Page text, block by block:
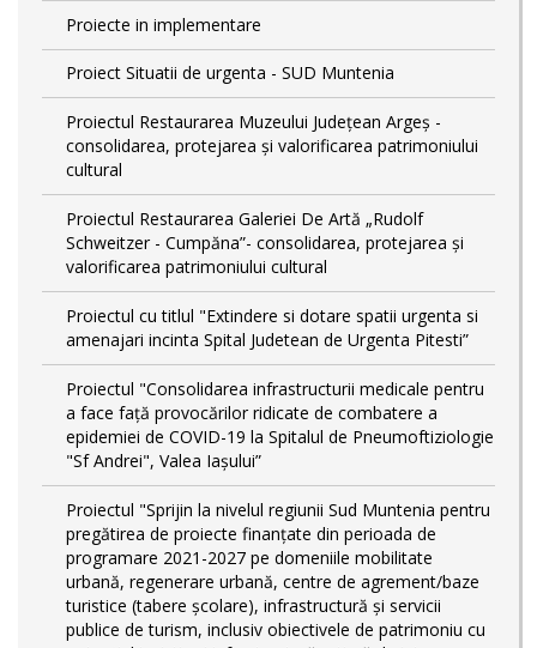
Proiecte in implementare
Proiect Situatii de urgenta - SUD Muntenia
Proiectul Restaurarea Muzeului Județean Argeș -
consolidarea, protejarea și valorificarea patrimoniului
cultural
Proiectul Restaurarea Galeriei De Artă „Rudolf
Schweitzer - Cumpăna”- consolidarea, protejarea și
valorificarea patrimoniului cultural
Proiectul cu titlul "Extindere si dotare spatii urgenta si
amenajari incinta Spital Judetean de Urgenta Pitesti”
Proiectul "Consolidarea infrastructurii medicale pentru
a face față provocărilor ridicate de combatere a
epidemiei de COVID-19 la Spitalul de Pneumoftiziologie
"Sf Andrei", Valea Iașului”
Proiectul "Sprijin la nivelul regiunii Sud Muntenia pentru
pregătirea de proiecte finanțate din perioada de
programare 2021-2027 pe domeniile mobilitate
urbană, regenerare urbană, centre de agrement/baze
turistice (tabere școlare), infrastructură și servicii
publice de turism, inclusiv obiectivele de patrimoniu cu